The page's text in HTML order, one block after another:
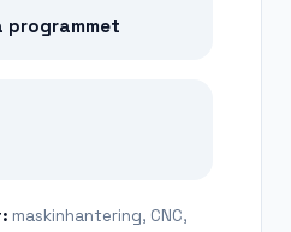
programmet
maskinhantering, CNC,